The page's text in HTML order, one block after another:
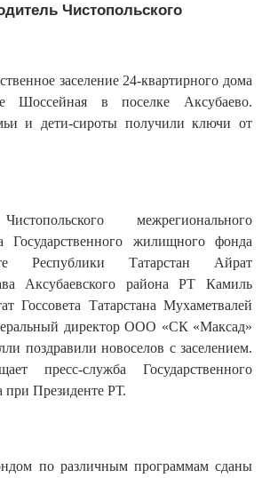
Чистопольского
заселение 24-квартирного дома
в поселке Аксубаево.
и дети-сироты получили ключи от
межрегионального
Государственного жилищного фонда
Республики Татарстан Айрат
Аксубаевского района РТ Камиль
Госсовета Татарстана Мухаметвалей
директор ООО «СК «Максад»
поздравили новоселов с заселением.
пресс-служба Государственного
Президенте РТ.
по различным программам сданы